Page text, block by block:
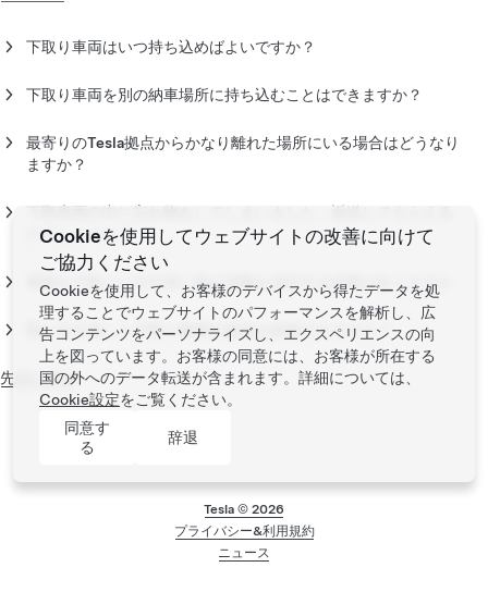
下取り車両はいつ持ち込めばよいですか？
必要があります。納車予定日より先に下取り車の引き渡しをご
い。Teslaでは、お客様の納車予定日の前後で下取り車両を受け
付けることができません。
下取り車両を別の納車場所に持ち込むことはできますか？
いただく必要があります。
最寄りのTesla拠点からかなり離れた場所にいる場合はどうなり
ますか？
が納車準備の一環として下取り車両の引き取りを手配します。
のでしょうか？
車両引き渡し後、車内にあるものは速やかに処分されます。引
き渡し後の忘れ物の返却につきましては保証いたしかねますの
で、下取り車をお持ち込みいただく際に十分にご確認をお願い
いたします。処分のために費用が発生するものが社内に残され
ていた場合、別途ご請求をさせていただく場合がございます。
車両を下取りに出す前に個人情報を消去する必要がありますか
Teslaでは車両を下取りする前に、お客様に車両のデータを消去
し工場出荷時の設定に戻していただくようお願いしています。
これにより、車両を下取りする前にすべての個人情報が完全に
消去されます。当社は、お客様がお客様のデータを消去したか
どうかを確認することはなく、お客様の個人データが下取り車
両から削除されたことを確認する責任を負いません。
Tesla以外の車両を下取りされる場合は、データ削除の方法につ
場合は、タッチスクリーンで「コントロール」>「サービス」
>「出荷時状態リセット」をタップすると、データを消去して
工場出荷時の設定にリセットすることができます。
既に引き渡した下取り車両の返却は依頼できますか？
下取り車両の受け渡しが完了した後で、下取り車両を返却する
ことはできかねます。詳細については、下取り引取付属書をご
確認ください。
先頭に戻る
フッターメニュー
Tesla © 2026
プライバシー&利用規約
ニュース
Cookieを使用してウェブサイトの改善に向けて
ご協力ください
Cookieを使用して、お客様のデバイスから得たデータを処
理することでウェブサイトのパフォーマンスを解析し、広
告コンテンツをパーソナライズし、エクスペリエンスの向
上を図っています。お客様の同意には、お客様が所在する
国の外へのデータ転送が含まれます。詳細については、
Cookie設定をご覧ください。
同意す
る
辞退